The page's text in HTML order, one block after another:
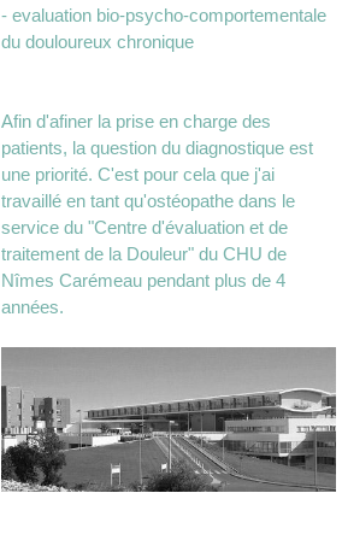
- evaluation bio-psycho-comportementale
du douloureux chronique
Afin d'afiner la prise en charge des
patients, la question du diagnostique est
une priorité. C'est pour cela que j'ai
travaillé en tant qu'ostéopathe dans le
service du "Centre d'évaluation et de
traitement de la Douleur" du CHU de
Nîmes Carémeau pendant plus de 4
années.